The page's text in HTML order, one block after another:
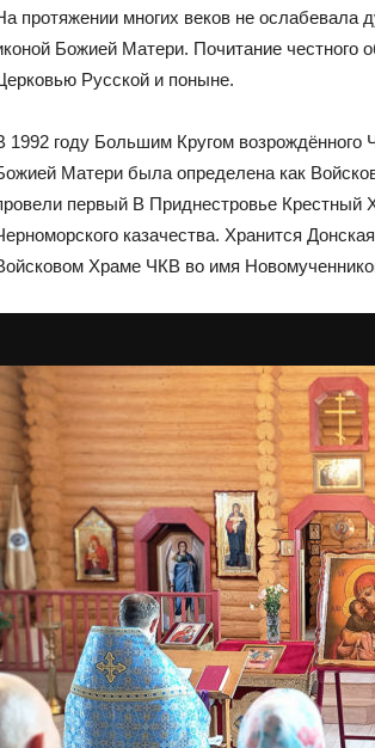
протяжении многих веков не ослабевала
Божией Матери. Почитание честного
Русской и поныне.
1992 году Большим Кругом возрождённого
Матери была определена как
первый В Приднестровье Крестный
казачества. Хранится
Храме ЧКВ во имя